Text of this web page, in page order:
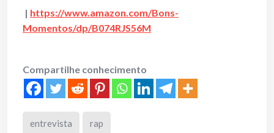
| https://www.amazon.com/Bons-
Momentos/dp/B074RJS56M
Compartilhe conhecimento
entrevista rap